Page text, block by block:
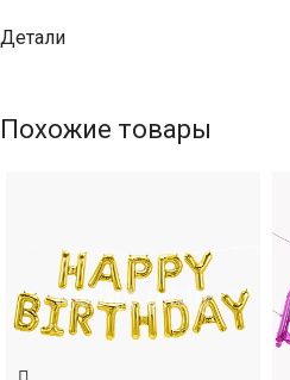
Детали
Похожие товары